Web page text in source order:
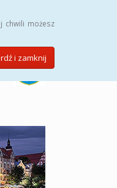
chwili możesz
i zamknij